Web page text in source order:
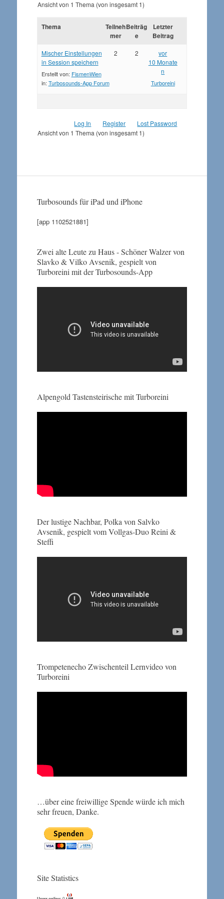
Ansicht von 1 Thema (von insgesamt 1)
Thema
Teilneh
mer
Beiträg
e
Letzter
Beitrag
Mischer Einstellungen
in Session speichern
Erstellt von: FismenWien
in: Turbosounds-App Forum
2 2
vor
10 Monate
n
Turboreini
Log In Register
Lost Password
Ansicht von 1 Thema (von insgesamt 1)
Turbosounds für iPad und iPhone
[app 1102521881]
Zwei alte Leute zu Haus - Schöner Walzer von
Slavko & Vilko Avsenik, gespielt von
Turboreini mit der Turbosounds-App
Alpengold Tastensteirische mit Turboreini
Der lustige Nachbar, Polka von Salvko
Avsenik, gespielt vom Vollgas-Duo Reini &
Steffi
Trompetenecho Zwischenteil Lernvideo von
Turboreini
…über eine freiwillige Spende würde ich mich
sehr freuen, Danke.
Site Statistics